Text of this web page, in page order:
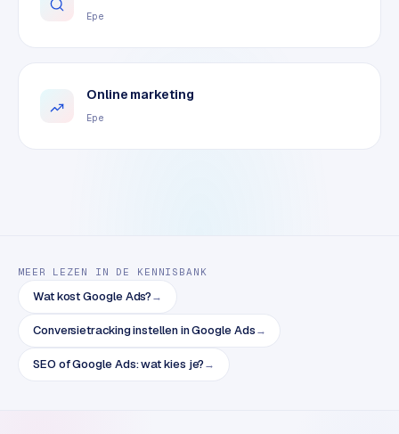
r
BRANCHE-
EXPERTISE
F
i
Epe
Online marketing
Epe
MEER LEZEN IN DE KENNISBANK
Wat kost Google Ads?→
Conversietracking instellen in Google Ads→
SEO of Google Ads: wat kies je?→